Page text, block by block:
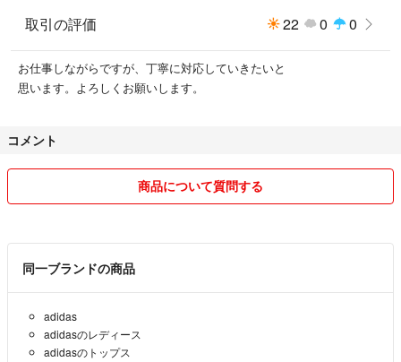
取引の評価 22 0 0
お仕事しながらですが、丁寧に対応していきたいと
思います。よろしくお願いします。
コメント
商品について質問する
同一ブランドの商品
adidas
adidasのレディース
adidasのトップス